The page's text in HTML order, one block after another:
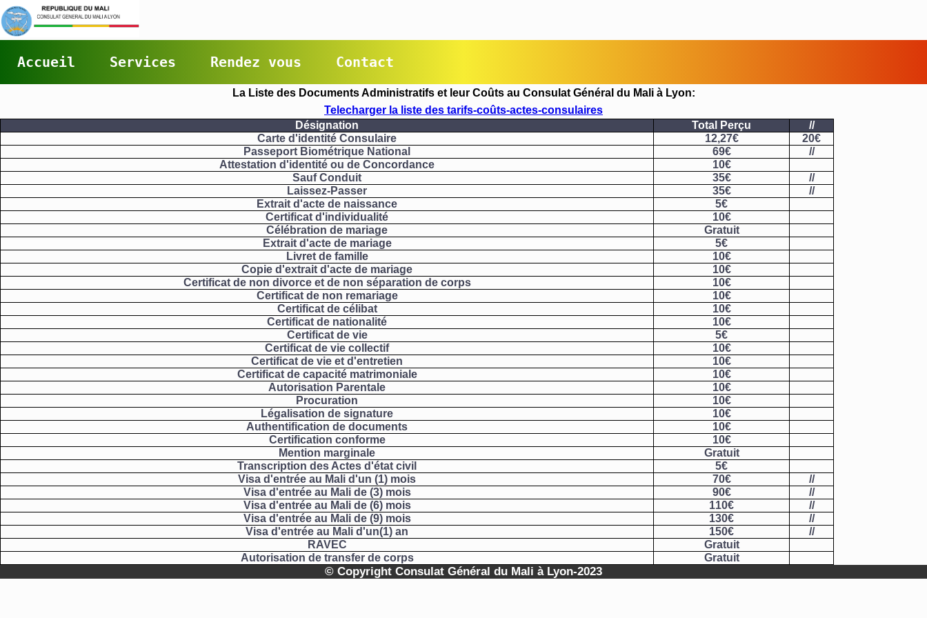
Accueil Services Rendez vous Contact
La Liste des Documents Administratifs et leur Coûts au Consulat Général du Mali à Lyon:
Telecharger la liste des tarifs-coûts-actes-consulaires
Désignation
Total Perçu
//
Carte d'identité Consulaire
12,27€
20€
Passeport Biométrique National
69€
//
Attestation d'identité ou de Concordance
10€
Sauf Conduit
35€
//
Laissez-Passer
35€
//
Extrait d'acte de naissance
5€
Certificat d'individualité
10€
Célébration de mariage
Gratuit
Extrait d'acte de mariage
5€
Livret de famille
10€
Copie d'extrait d'acte de mariage
10€
Certificat de non divorce et de non séparation de corps
10€
Certificat de non remariage
10€
Certificat de célibat
10€
Certificat de nationalité
10€
Certificat de vie
5€
Certificat de vie collectif
10€
Certificat de vie et d'entretien
10€
Certificat de capacité matrimoniale
10€
Autorisation Parentale
10€
Procuration
10€
Légalisation de signature
10€
Authentification de documents
10€
Certification conforme
10€
Mention marginale
Gratuit
Transcription des Actes d'état civil
5€
Visa d'entrée au Mali d'un (1) mois
70€
//
Visa d'entrée au Mali de (3) mois
90€
//
Visa d'entrée au Mali de (6) mois
110€
//
Visa d'entrée au Mali de (9) mois
130€
//
Visa d'entrée au Mali d'un(1) an
150€
//
RAVEC
Gratuit
Autorisation de transfer de corps
Gratuit
© Copyright Consulat Général du Mali à Lyon-2023